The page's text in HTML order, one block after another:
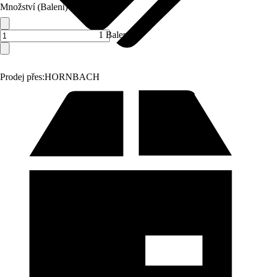
Prodej přes:HORNBACH
Množství (Balení)
1 Balení